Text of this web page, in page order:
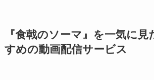
『食戟のソーマ』を一気に
すめの動画配信サービス